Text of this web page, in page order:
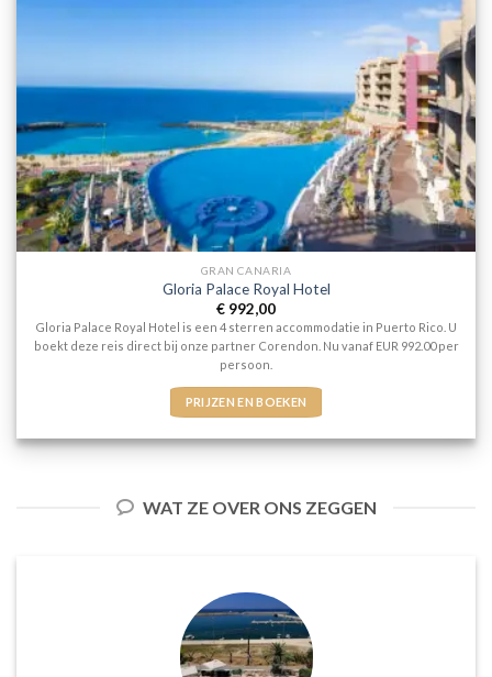
GRAN CANARIA
Gloria Palace Royal Hotel
€ 992,00
Gloria Palace Royal Hotel is een 4 sterren accommodatie in Puerto Rico. U
boekt deze reis direct bij onze partner Corendon. Nu vanaf EUR 992.00 per
persoon.
PRIJZEN EN BOEKEN
WAT ZE OVER ONS ZEGGEN